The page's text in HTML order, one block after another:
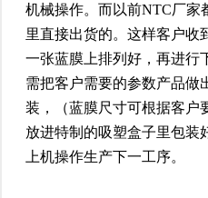
机械操作。而以前NTC厂家
里直接出货的。这样客户收
一张蓝膜上排列好，再进行
需把客户需要的参数产品做
装，（蓝膜尺寸可根据客户
放进特制的吸塑盒子里包装
上机操作生产下一工序。